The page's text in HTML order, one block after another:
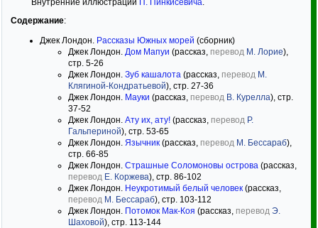
Внутренние иллюстрации П. Пинкисевича.
Содержание:
Джек Лондон. Рассказы Южных морей (сборник)
Джек Лондон. Дом Мапуи (рассказ, перевод М. Лорие),
стр. 5-26
Джек Лондон. Зуб кашалота (рассказ, перевод М.
Клягиной-Кондратьевой), стр. 27-36
Джек Лондон. Мауки (рассказ, перевод В. Курелла), стр.
37-52
Джек Лондон. Ату их, ату! (рассказ, перевод Р.
Гальпериной), стр. 53-65
Джек Лондон. Язычник (рассказ, перевод М. Бессараб),
стр. 66-85
Джек Лондон. Страшные Соломоновы острова (рассказ,
перевод Е. Коржева), стр. 86-102
Джек Лондон. Неукротимый белый человек (рассказ,
перевод М. Бессараб), стр. 103-112
Джек Лондон. Потомок Мак-Коя (рассказ, перевод Э.
Шаховой), стр. 113-144